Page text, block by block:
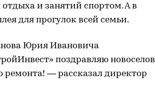
и занятий спортом. А в
для прогулок всей семьи.
Юрия Ивановича
поздравляю новоселов
— рассказал директор